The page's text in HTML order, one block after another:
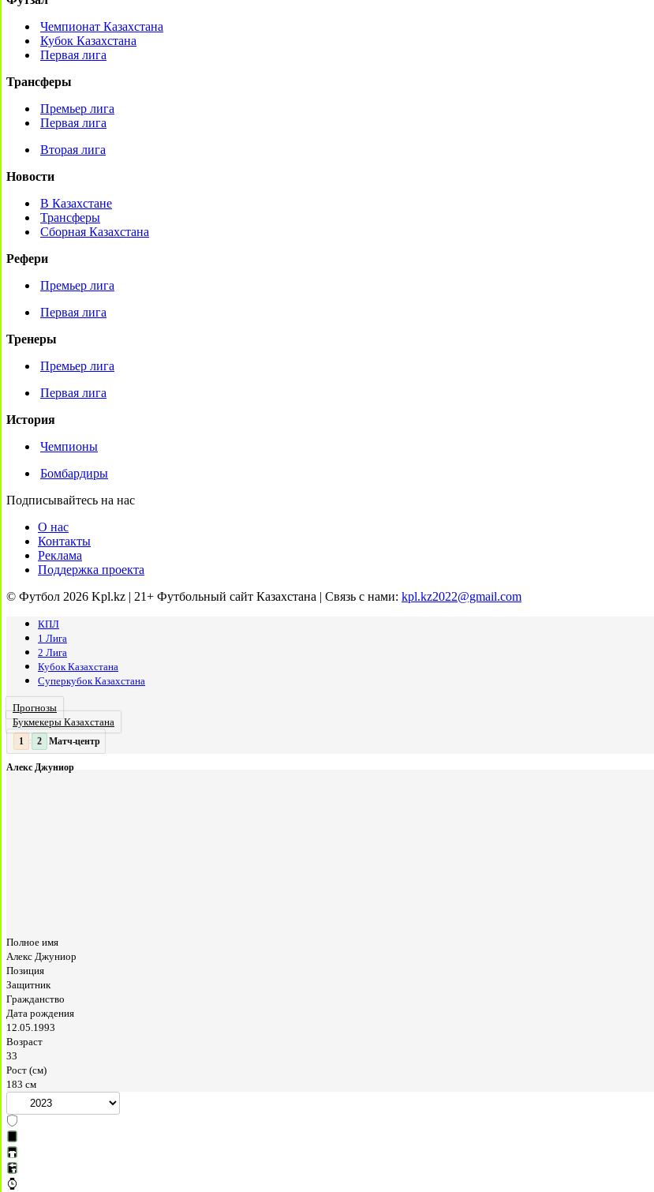
Чемпионат Казахстана
Кубок Казахстана
Первая лига
Трансферы
Премьер лига
Первая лига
Вторая лига
Новости
В Казахстане
Трансферы
Сборная Казахстана
Рефери
Премьер лига
Первая лига
Тренеры
Премьер лига
Первая лига
История
Чемпионы
Бомбардиры
Подписывайтесь на нас
О нас
Контакты
Реклама
Поддержка проекта
© Футбол 2026 Kpl.kz | 21+ Футбольный сайт Казахстана | Связь с нами: kpl.kz2022@gmail.com
КПЛ
1 Лига
2 Лига
Кубок Казахстана
Суперкубок Казахстана
Прогнозы
Букмекеры Казахстана
2 : 2 Матч-центр
Алекс Джуниор
Полное имя
Алекс Джуниор
Позиция
Защитник
Гражданство
Дата рождения
12.05.1993
Возраст
33
Рост (см)
183 см